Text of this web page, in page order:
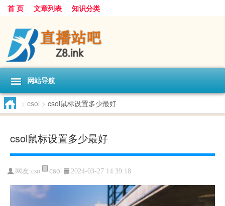
首 页 文章列表 知识分类
网站导航
> csol > csol鼠标设置多少最好
csol鼠标设置多少最好
网友:cso csol 2024-03-27 14:39:18